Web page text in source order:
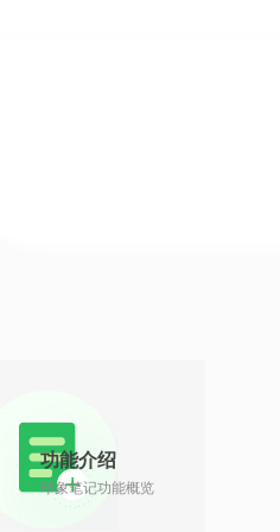
功能介绍
印象笔记功能概览